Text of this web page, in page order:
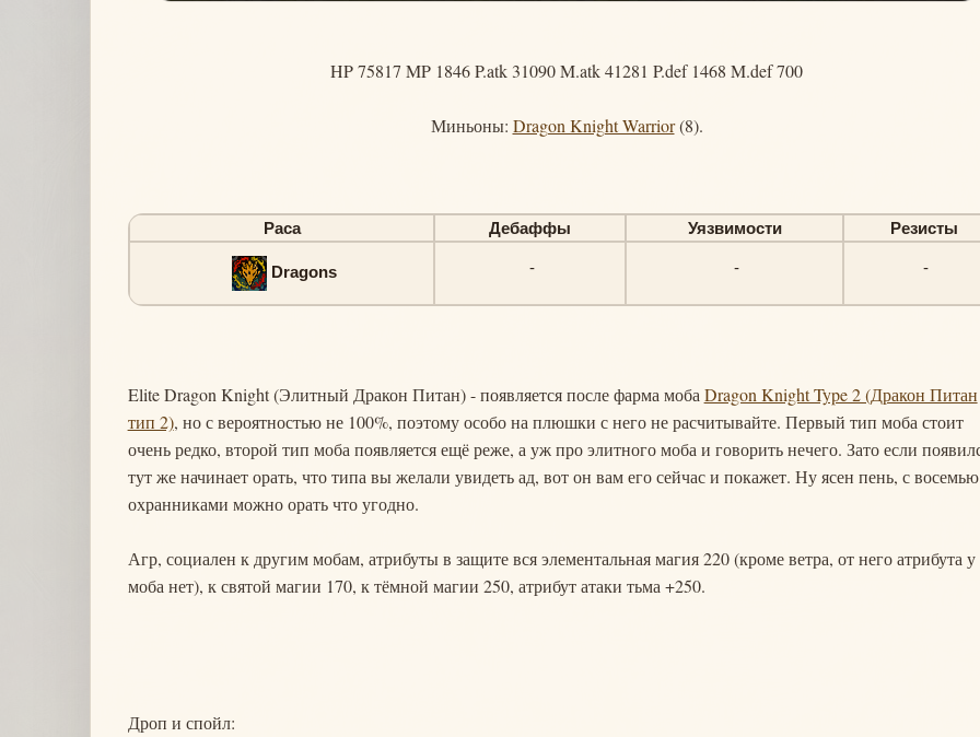
HP 75817 MP 1846 P.atk 31090 M.atk 41281 P.def 1468 M.def 700
Миньоны: Dragon Knight Warrior(8).
Раса Дебаффы Уязвимости Резисты
Dragons - - -
Elite Dragon Knight (Элитный Дракон Питан) - появляется после фарма моба Dragon Knight Type 2 (Дракон Питан
тип 2), но с вероятностью не 100%, поэтому особо на плюшки с него не расчитывайте. Первый тип моба стоит
очень редко, второй тип моба появляется ещё реже, а уж про элитного моба и говорить нечего. Зато если
тут же начинает орать, что типа вы желали увидеть ад, вот он вам его сейчас и покажет. Ну ясен пень, с восемью
охранниками можно орать что угодно.
Агр, социален к другим мобам, атрибуты в защите вся элементальная магия 220 (кроме ветра, от него атрибута у
моба нет), к святой магии 170, к тёмной магии 250, атрибут атаки тьма +250.
Дроп и спойл: